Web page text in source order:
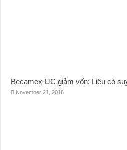
Becamex IJC giảm vốn: Liệu có
November 21, 2016